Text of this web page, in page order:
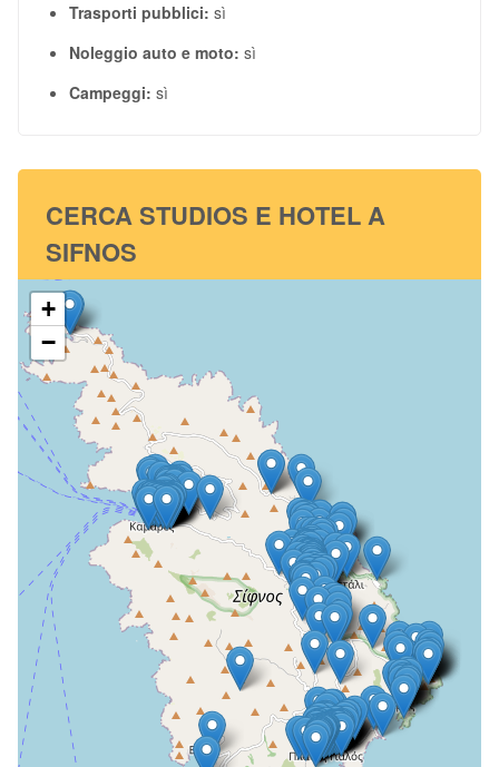
Trasporti pubblici: sì
Noleggio auto e moto: sì
Campeggi: sì
CERCA STUDIOS E HOTEL A
SIFNOS
+
−